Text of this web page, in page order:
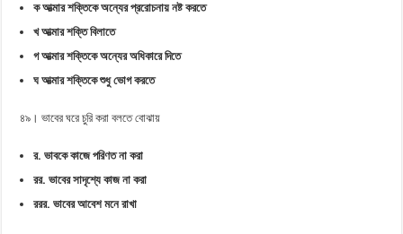
ক আত্মার শক্তিকে অন্যের প্ররোচনায় নষ্ট করতে
খ আত্মার শক্তি বিলাতে
গ আত্মার শক্তিকে অন্যের অধিকারে দিতে
ঘ আত্মার শক্তিকে শুধু ভোগ করতে
৪৯। ভাবের ঘরে চুরি করা বলতে বোঝায়
র. ভাবকে কাজে পরিণত না করা
রর. ভাবের সাদৃশ্যে কাজ না করা
ররর. ভাবের আবেশ মনে রাখা